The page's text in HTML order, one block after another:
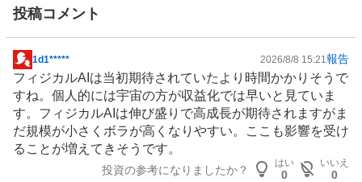
い
い
2
3
5
3
%
投稿コメント
掲
示
板
記
事
1d1***** 2026/8/8 15:21 報告
フィジカルAI は当初期待されていたより時間かかりそうで
すね。個人的には宇宙の方が収益化では早いと見ていま
す。フィジカルAIは伸び盛りで高成長が期待されますがま
だ規模が小さくボラが高くなりやすい。ここも影響を受け
ることが増えてきそうです。
投資の参考になりましたか？
はい
0
いいえ
0